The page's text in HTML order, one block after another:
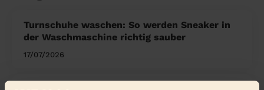
Turnschuhe waschen: So werden Sneaker in
der Waschmaschine richtig sauber
17/07/2026